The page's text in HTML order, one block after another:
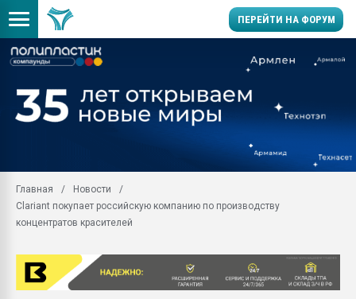
ПЕРЕЙТИ НА ФОРУМ
Вакуум-формовочные
28.07.2026
Всё, что касается
бутылок
Главная
Новости
Clariant покупает российскую компанию по производству
концентратов красителей